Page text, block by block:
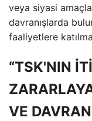
veya siyasi
davranışlarda
faaliyetlere
“TSK'NIN
VE